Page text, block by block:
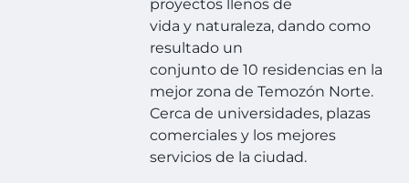
proyectos llenos de
vida y naturaleza, dando como
resultado un
conjunto de 10 residencias en la
mejor zona de Temozón Norte.
Cerca de universidades, plazas
comerciales y los mejores
servicios de la ciudad.